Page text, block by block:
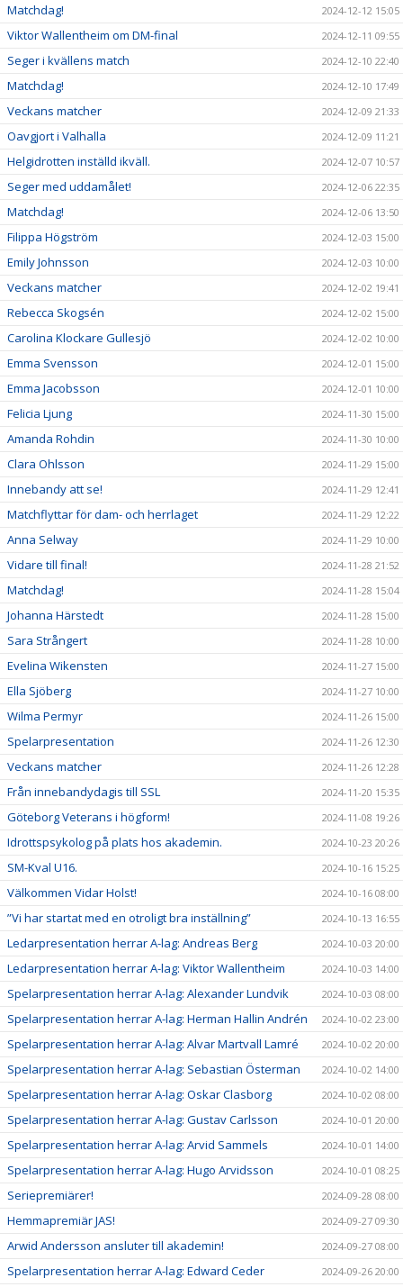
Matchdag! 2024-12-12 15:05
Viktor Wallentheim om DM-final 2024-12-11 09:55
Seger i kvällens match 2024-12-10 22:40
Matchdag! 2024-12-10 17:49
Veckans matcher 2024-12-09 21:33
Oavgjort i Valhalla 2024-12-09 11:21
Helgidrotten inställd ikväll. 2024-12-07 10:57
Seger med uddamålet! 2024-12-06 22:35
Matchdag! 2024-12-06 13:50
Filippa Högström 2024-12-03 15:00
Emily Johnsson 2024-12-03 10:00
Veckans matcher 2024-12-02 19:41
Rebecca Skogsén 2024-12-02 15:00
Carolina Klockare Gullesjö 2024-12-02 10:00
Emma Svensson 2024-12-01 15:00
Emma Jacobsson 2024-12-01 10:00
Felicia Ljung 2024-11-30 15:00
Amanda Rohdin 2024-11-30 10:00
Clara Ohlsson 2024-11-29 15:00
Innebandy att se! 2024-11-29 12:41
Matchflyttar för dam- och herrlaget 2024-11-29 12:22
Anna Selway 2024-11-29 10:00
Vidare till final! 2024-11-28 21:52
Matchdag! 2024-11-28 15:04
Johanna Härstedt 2024-11-28 15:00
Sara Strångert 2024-11-28 10:00
Evelina Wikensten 2024-11-27 15:00
Ella Sjöberg 2024-11-27 10:00
Wilma Permyr 2024-11-26 15:00
Spelarpresentation 2024-11-26 12:30
Veckans matcher 2024-11-26 12:28
Från innebandydagis till SSL 2024-11-20 15:35
Göteborg Veterans i högform! 2024-11-08 19:26
Idrottspsykolog på plats hos akademin. 2024-10-23 20:26
SM-Kval U16. 2024-10-16 15:25
Välkommen Vidar Holst! 2024-10-16 08:00
”Vi har startat med en otroligt bra inställning” 2024-10-13 16:55
Ledarpresentation herrar A-lag: Andreas Berg 2024-10-03 20:00
Ledarpresentation herrar A-lag: Viktor Wallentheim 2024-10-03 14:00
Spelarpresentation herrar A-lag: Alexander Lundvik 2024-10-03 08:00
Spelarpresentation herrar A-lag: Herman Hallin Andrén 2024-10-02 23:00
Spelarpresentation herrar A-lag: Alvar Martvall Lamré 2024-10-02 20:00
Spelarpresentation herrar A-lag: Sebastian Österman 2024-10-02 14:00
Spelarpresentation herrar A-lag: Oskar Clasborg 2024-10-02 08:00
Spelarpresentation herrar A-lag: Gustav Carlsson 2024-10-01 20:00
Spelarpresentation herrar A-lag: Arvid Sammels 2024-10-01 14:00
Spelarpresentation herrar A-lag: Hugo Arvidsson 2024-10-01 08:25
Seriepremiärer! 2024-09-28 08:00
Hemmapremiär JAS! 2024-09-27 09:30
Arwid Andersson ansluter till akademin! 2024-09-27 08:00
Spelarpresentation herrar A-lag: Edward Ceder 2024-09-26 20:00